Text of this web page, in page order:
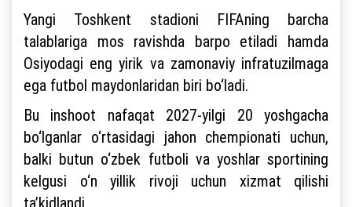
Yangi Toshkent stadioni FIFAning barcha
talablariga mos ravishda barpo etiladi hamda
Osiyodagi eng yirik va zamonaviy infratuzilmaga
ega futbol maydonlaridan biri bo‘ladi.
Bu inshoot nafaqat 2027-yilgi 20 yoshgacha
bo‘lganlar o‘rtasidagi jahon chempionati uchun,
balki butun o‘zbek futboli va yoshlar sportining
kelgusi o‘n yillik rivoji uchun xizmat qilishi
ta’kidlandi.